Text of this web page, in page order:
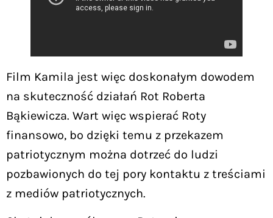
Film Kamila jest więc doskonałym dowodem
na skuteczność działań Rot Roberta
Bąkiewicza. Wart więc wspierać Roty
finansowo, bo dzięki temu z przekazem
patriotycznym można dotrzeć do ludzi
pozbawionych do tej pory kontaktu z treściami
z mediów patriotycznych.